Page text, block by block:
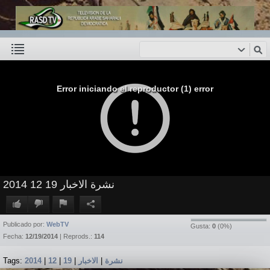
Error iniciando el reproductor (1) error
نشرة الاخبار 19 12 2014
Gusta: 0 (0%)
Publicado por: WebTV
Fecha: 12/19/2014 | Reprods.: 114
Tags: نشرة الاخبار 19
12
2014